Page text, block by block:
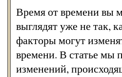
Время от времени вы
выглядят уже не так,
факторы могут
времени. В статье мы
изменений,